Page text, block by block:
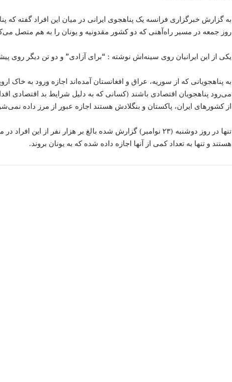
به گزارش خبرگزاری فرانسه یک پناهجوی ایرانی در میان این افراد گفته که
روز جمعه در مسیر راه‌آهنی که دو کشور مقدونیه و یونان را به هم متصل
یکی از این ایرانیان روی سینه‌اش نوشته : “برای آزادی” و دو تن دیگر روی
به پناهجویانی که از سوریه، عراق و افغانستان آمده‌اند اجازه ورود به خاک
می‌رود پناهجویان اقتصادی باشند (کسانی که به دلیل شرایط بد اقتصادی
از کشورهای ایران، پاکستان و بنگلادش هستند اجازه عبور از مرز داده
تنها در روز دوشنبه (۲۳ نوامبر) گزارش شده بالغ بر هزار نفر از
هستند و تنها به تعداد کمی از آنها اجازه داده شده که به یونان بروند.